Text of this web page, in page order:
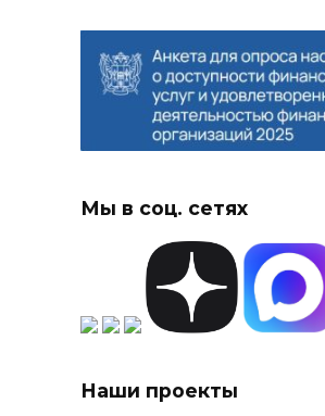
Мы в соц. сетях
Наши проекты